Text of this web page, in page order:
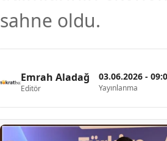
sahne oldu.
Emrah Aladağ
Editör
03.06.2026 -
Yayınlanma